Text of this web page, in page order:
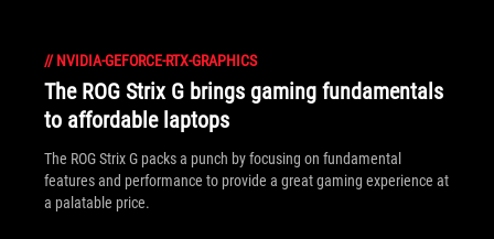
// NVIDIA-GEFORCE-RTX-GRAPHICS
The ROG Strix G brings gaming fundamentals
to affordable laptops
The ROG Strix G packs a punch by focusing on fundamental
features and performance to provide a great gaming experience at
a palatable price.